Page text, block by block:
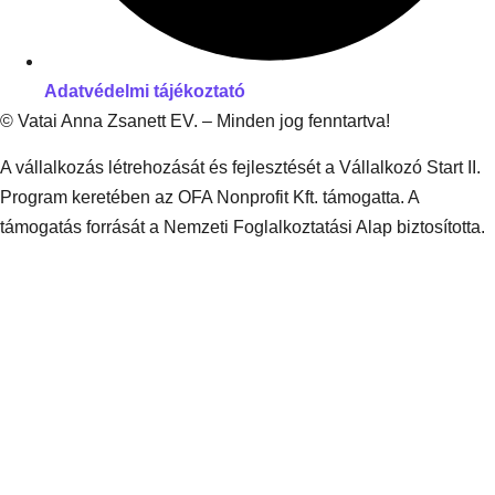
Adatvédelmi tájékoztató
© Vatai Anna Zsanett EV. – Minden jog fenntartva!
A vállalkozás létrehozását és fejlesztését a Vállalkozó Start II.
Program keretében az OFA Nonprofit Kft. támogatta. A
támogatás forrását a Nemzeti Foglalkoztatási Alap biztosította.